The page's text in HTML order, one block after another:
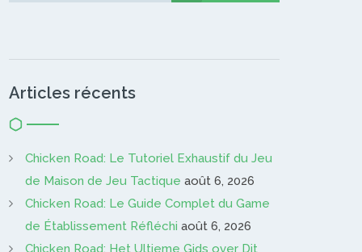
Articles récents
Chicken Road: Le Tutoriel Exhaustif du Jeu
de Maison de Jeu Tactique août 6, 2026
Chicken Road: Le Guide Complet du Game
de Établissement Réfléchi août 6, 2026
Chicken Road: Het Ultieme Gids over Dit